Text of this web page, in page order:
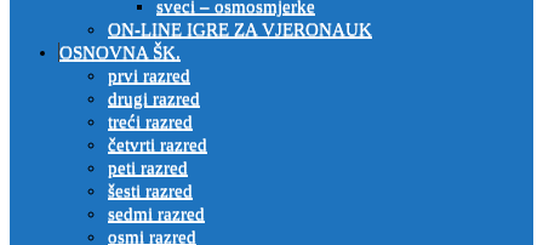
sveci – osmosmjerke
ON-LINE IGRE ZA VJERONAUK
OSNOVNA ŠK.
prvi razred
drugi razred
treći razred
četvrti razred
peti razred
šesti razred
sedmi razred
osmi razred